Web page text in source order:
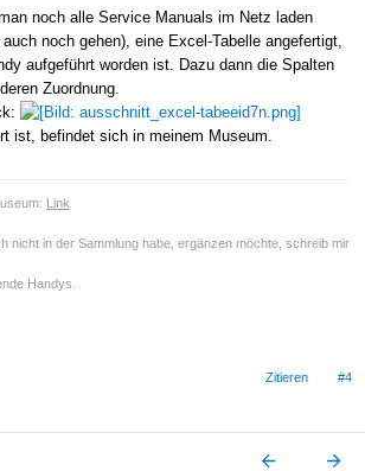
noch alle Service Manuals im Netz laden
noch gehen), eine Excel-Tabelle angefertigt,
aufgeführt worden ist. Dazu dann die Spalten
Zuordnung.
ist, befindet sich in meinem Museum.
Link
nicht in der Sammlung habe, ergänzen möchte, schreib mir
Handys.
Zitieren #4